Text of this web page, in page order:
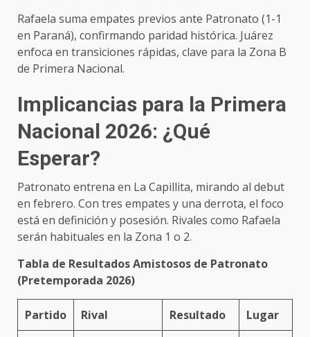
Rafaela suma empates previos ante Patronato (1-1
en Paraná), confirmando paridad histórica. Juárez
enfoca en transiciones rápidas, clave para la Zona B
de Primera Nacional.
Implicancias para la Primera
Nacional 2026: ¿Qué
Esperar?
Patronato entrena en La Capillita, mirando al debut
en febrero. Con tres empates y una derrota, el foco
está en definición y posesión. Rivales como Rafaela
serán habituales en la Zona 1 o 2.
Tabla de Resultados Amistosos de Patronato
(Pretemporada 2026)
Partido Rival Resultado Lugar